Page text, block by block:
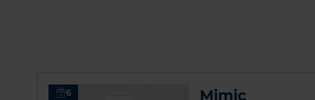
6 Mimic